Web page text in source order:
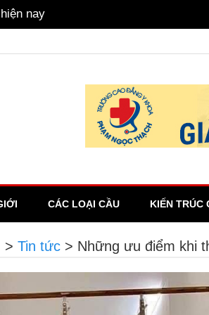
Anh hay không?
CÁC LOẠI CẦU KIẾN TRÚC
> Tin tức > Những ưu điểm khi